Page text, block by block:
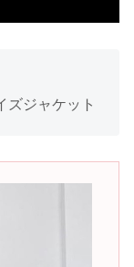
ズジャケット